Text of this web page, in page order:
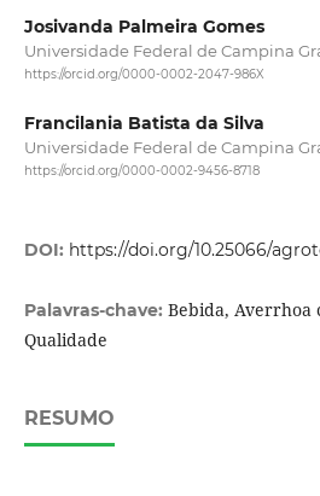
Josivanda Palmeira Gomes
Universidade Federal de Campina
https://orcid.org/0000-0002-2047-986X
Francilania Batista da Silva
Universidade Federal de Campina
https://orcid.org/0000-0002-9456-8718
DOI: https://doi.org/10.25066/
Palavras-chave: Bebida, Averrhoa
Qualidade
RESUMO